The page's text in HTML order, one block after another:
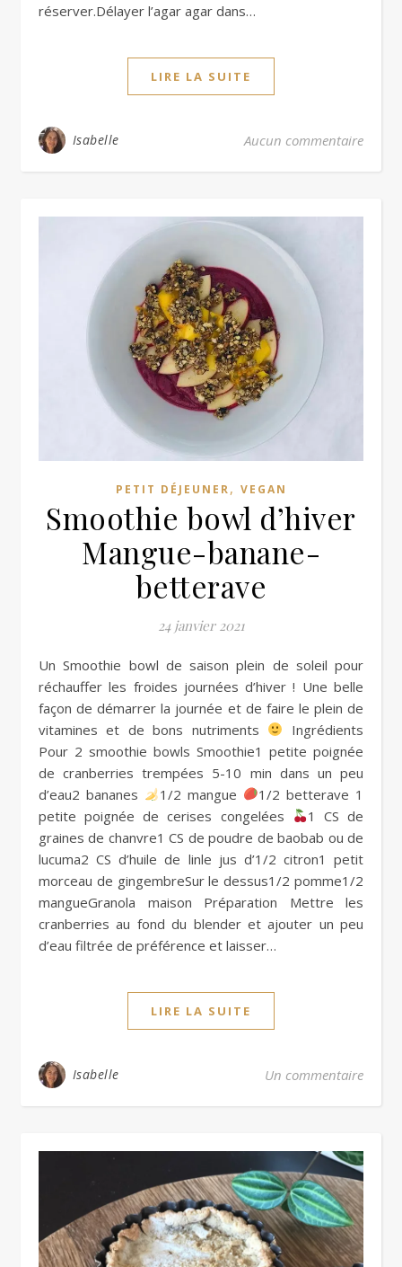
réserver.Délayer l’agar agar dans…
LIRE LA SUITE
Isabelle Aucun commentaire
PETIT DÉJEUNER, VEGAN
Smoothie bowl d’hiver
Mangue-banane-
betterave
24 janvier 2021
Un Smoothie bowl de saison plein de soleil pour
réchauffer les froides journées d’hiver ! Une belle
façon de démarrer la journée et de faire le plein de
vitamines et de bons nutriments
Ingrédients
Pour 2 smoothie bowls Smoothie1 petite poignée
de cranberries trempées 5-10 min dans un peu
d’eau2 bananes
1/2 mangue
1/2 betterave 1
petite poignée de cerises congelées
1 CS de
graines de chanvre1 CS de poudre de baobab ou de
lucuma2 CS d’huile de linle jus d’1/2 citron1 petit
morceau de gingembreSur le dessus1/2 pomme1/2
mangueGranola maison Préparation Mettre les
cranberries au fond du blender et ajouter un peu
d’eau filtrée de préférence et laisser…
LIRE LA SUITE
Isabelle Un commentaire